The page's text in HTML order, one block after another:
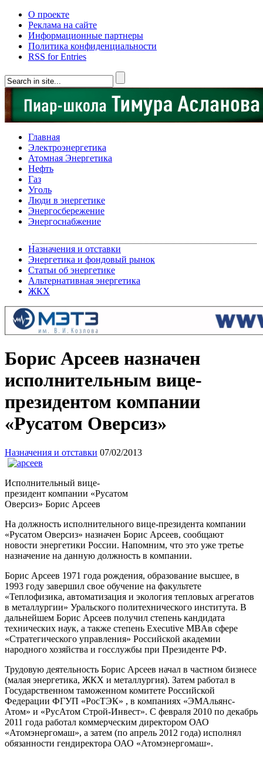
О проекте
Реклама на сайте
Информационные партнеры
Политика конфиденциальности
RSS for Entries
Главная
Электроэнергетика
Атомная Энергетика
Нефть
Газ
Уголь
Люди в энергетике
Энергосбережение
Энергоснабжение
Назначения и отставки
Энергетика и фондовый рынок
Статьи об энергетике
Альтернативная энергетика
ЖКХ
Борис Арсеев назначен
исполнительным вице-
президентом компании
«Русатом Оверсиз»
Назначения и отставки 07/02/2013
Исполнительный вице-
президент компании «Русатом
Оверсиз» Борис Арсеев
На должность исполнительного вице-президента компании
«Русатом Оверсиз» назначен Борис Арсеев, сообщают
новости энергетики России. Напомним, что это уже третье
назначение на данную должность в компании.
Борис Арсеев 1971 года рождения, образование высшее, в
1993 году завершил свое обучение на факультете
«Теплофизика, автоматизация и экология тепловых агрегатов
в металлургии» Уральского политехнического института. В
дальнейшем Борис Арсеев получил степень кандидата
технических наук, а также степень Executive MBAв сфере
«Стратегического управления» Российской академии
народного хозяйства и госслужбы при Президенте РФ.
Трудовую деятельность Борис Арсеев начал в частном бизнесе
(малая энергетика, ЖКХ и металлургия). Затем работал в
Государственном таможенном комитете Российской
Федерации ФГУП «РосТЭК» , в компаниях «ЭМАльянс-
Атом» и «РусАтом Строй-Инвест». С февраля 2010 по декабрь
2011 года работал коммерческим директором ОАО
«Атомэнергомаш», а затем (по апрель 2012 года) исполнял
обязанности гендиректора ОАО «Атомэнергомаш».